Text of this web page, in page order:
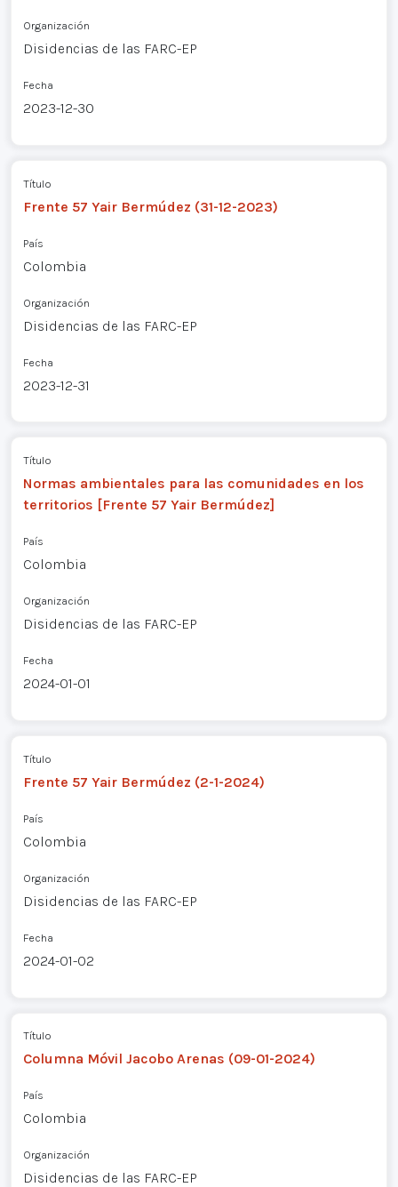
Organización
Disidencias de las FARC-EP
Fecha
2023-12-30
Título
Frente 57 Yair Bermúdez (31-12-2023)
País
Colombia
Organización
Disidencias de las FARC-EP
Fecha
2023-12-31
Título
Normas ambientales para las comunidades en los
territorios [Frente 57 Yair Bermúdez]
País
Colombia
Organización
Disidencias de las FARC-EP
Fecha
2024-01-01
Título
Frente 57 Yair Bermúdez (2-1-2024)
País
Colombia
Organización
Disidencias de las FARC-EP
Fecha
2024-01-02
Título
Columna Móvil Jacobo Arenas (09-01-2024)
País
Colombia
Organización
Disidencias de las FARC-EP